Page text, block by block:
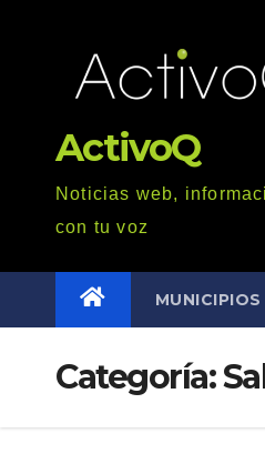
ActivoQ
Noticias web,
con tu voz
MUNICIPIOS
Categoría: